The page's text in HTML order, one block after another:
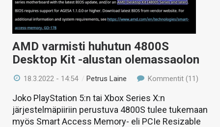
HINTA.FI
KAUPPA
VAIHDA TEEMA
HAKU
AMD varmisti huhutun 4800S
Desktop Kit -alustan olemassaolon
18.3.2022 - 14:54 /Petrus Laine Kommentit (11)
Joko PlayStation 5:n tai Xbox Series X:n
järjestelmäpiiriin perustuva 4800S tulee tukemaan
myös Smart Access Memory- eli PCIe Resizable